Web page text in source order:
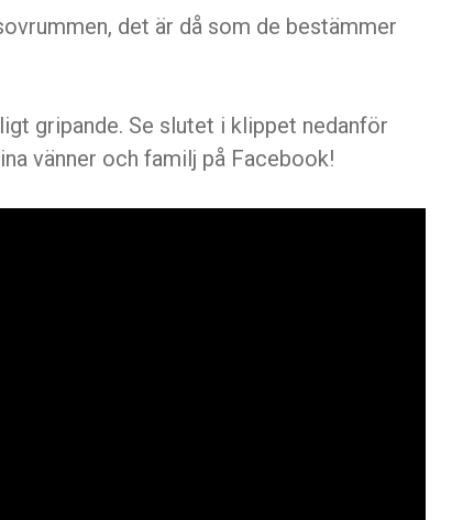
det är då som de bestämmer
gripande. Se slutet i klippet nedanför
vänner och familj på Facebook!